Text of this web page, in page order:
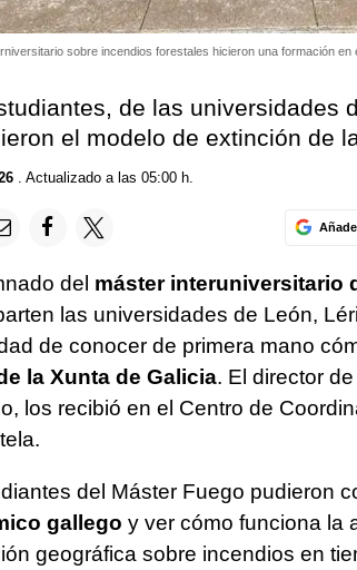
sobre incendios forestales hicieron una formación en
de las universidades
el modelo de extinción de
. Actualizado a las 05:00 h.
del máster interuniversitario
las universidades de León,
de conocer de primera mano
la Xunta de Galicia. El director de
los recibió en el Centro de
del Máster Fuego pudieron
gallego y ver cómo funciona la
geográfica sobre incendios en